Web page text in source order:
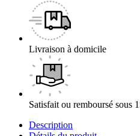
Livraison à domicile
Satisfait ou remboursé sous
Description